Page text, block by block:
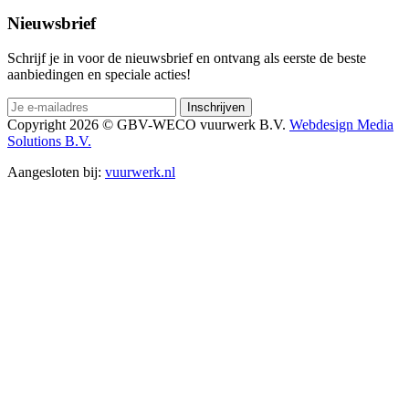
Nieuwsbrief
Schrijf je in voor de nieuwsbrief en ontvang als eerste de beste
aanbiedingen en speciale acties!
Copyright 2026 © GBV-WECO vuurwerk B.V. Webdesign Media
Solutions B.V.
Aangesloten bij: vuurwerk.nl